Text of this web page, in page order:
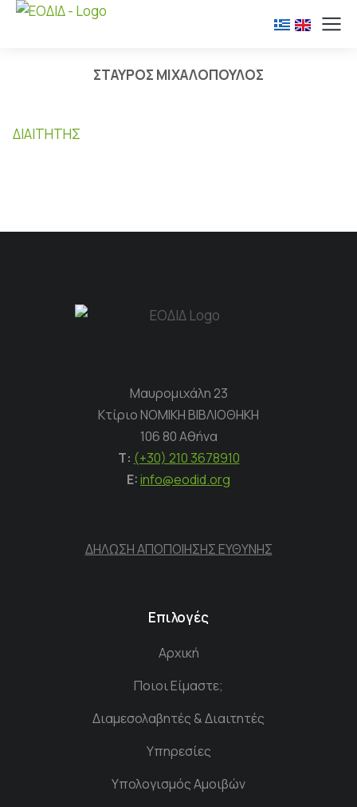
ΣΤΑΥΡΟΣ ΜΙΧΑΛΟΠΟΥΛΟΣ
ΔΙΑΙΤΗΤΉΣ
Μαυρομιχάλη 23
Κτίριο ΝΟΜΙΚΗ ΒΙΒΛΙΟΘΗΚΗ
106 80 Αθήνα
Τ: (+30) 210 3678910
E:info@eodid.org
ΔΗΛΩΣΗ ΑΠΟΠΟΙΗΣΗΣ ΕΥΘΥΝΗΣ
Επιλογές
Αρχική
Ποιοι Είμαστε;
Διαμεσολαβητές & Διαιτητές
Υπηρεσίες
Υπολογισμός Αμοιβών